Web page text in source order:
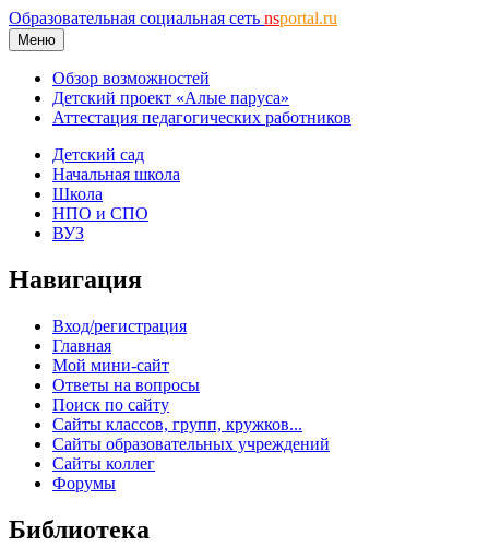
Образовательная социальная сеть nsportal.ru
Меню
Обзор возможностей
Детский проект «Алые паруса»
Аттестация педагогических работников
Детский сад
Начальная школа
Школа
НПО и СПО
ВУЗ
Навигация
Вход/регистрация
Главная
Мой мини-сайт
Ответы на вопросы
Поиск по сайту
Сайты классов, групп, кружков...
Сайты образовательных учреждений
Сайты коллег
Форумы
Библиотека